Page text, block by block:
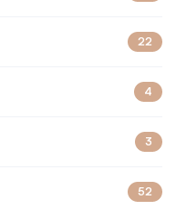
22
4
3
52